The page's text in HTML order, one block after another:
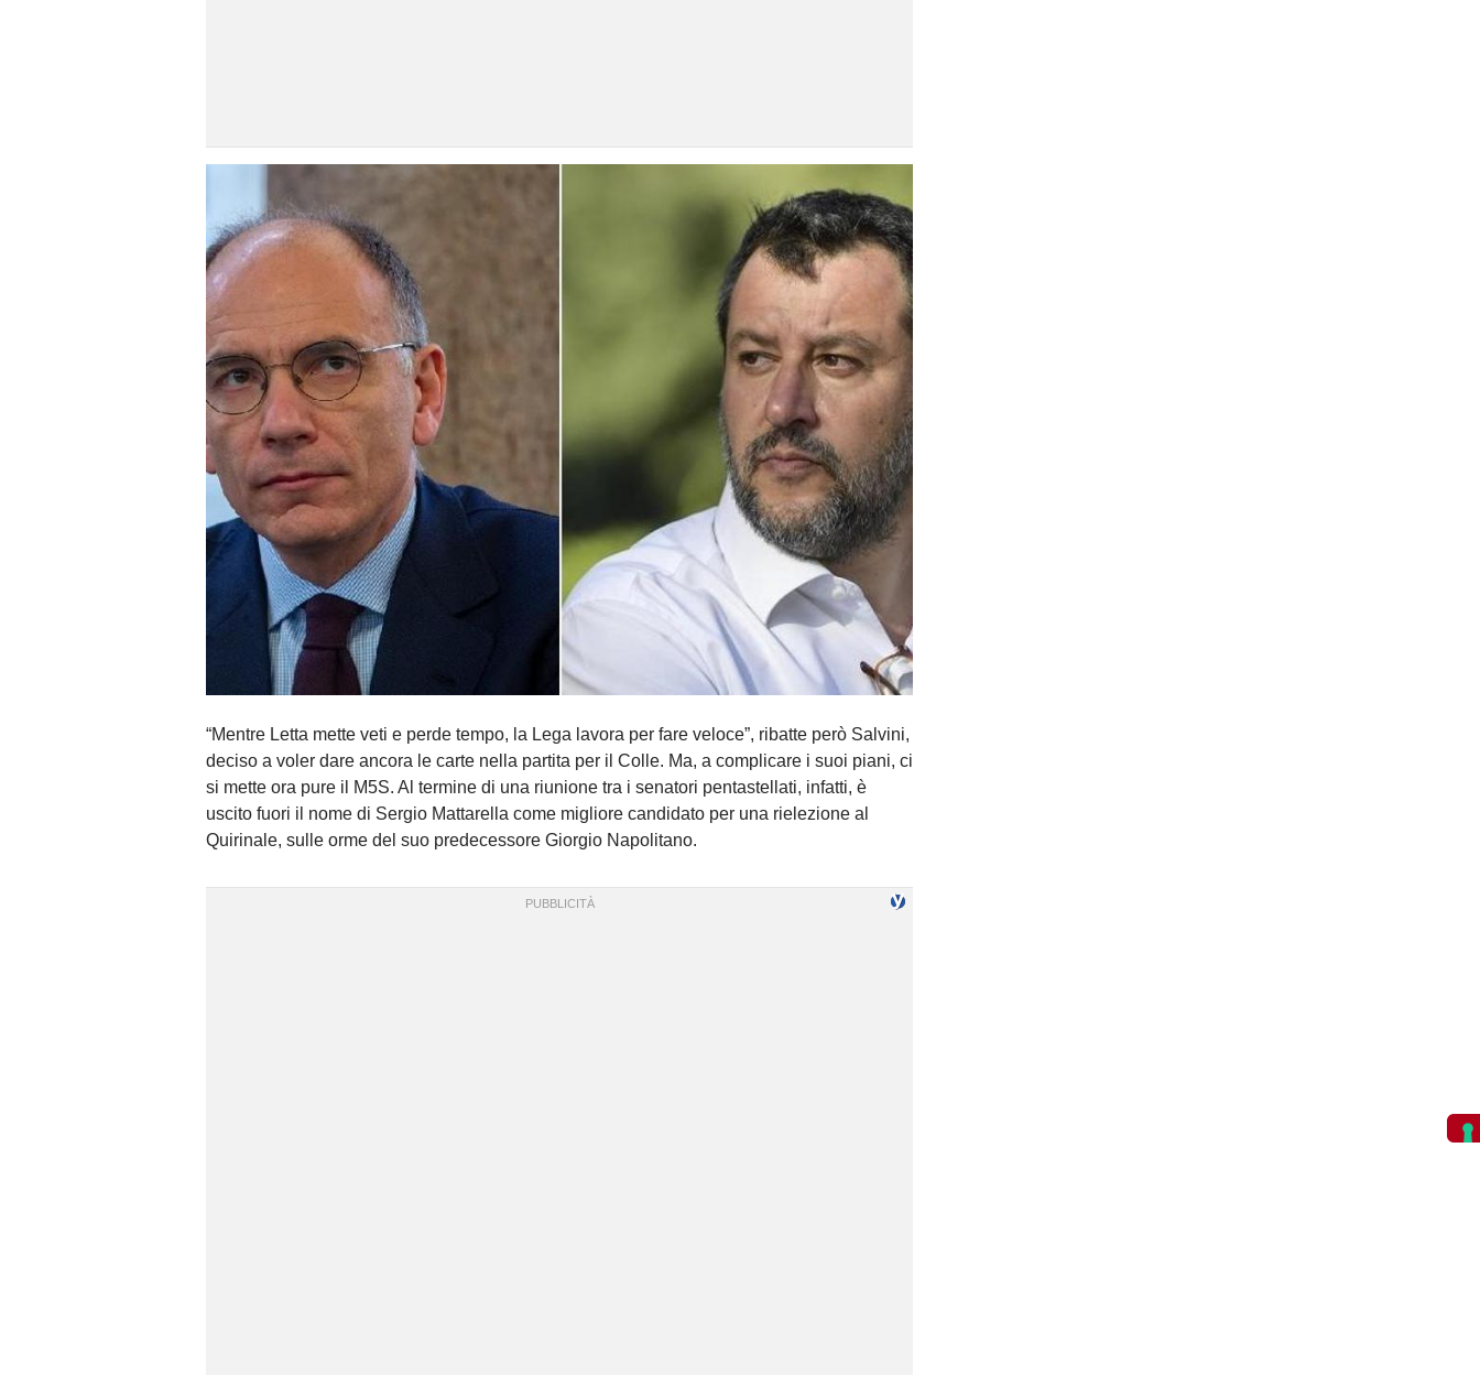
“Mentre Letta mette veti e perde tempo, la Lega lavora per fare veloce”, ribatte però Salvini,
deciso a voler dare ancora le carte nella partita per il Colle. Ma, a complicare i suoi piani, ci
si mette ora pure il M5S. Al termine di una riunione tra i senatori pentastellati, infatti, è
uscito fuori il nome di Sergio Mattarella come migliore candidato per una rielezione al
Quirinale, sulle orme del suo predecessore Giorgio Napolitano.